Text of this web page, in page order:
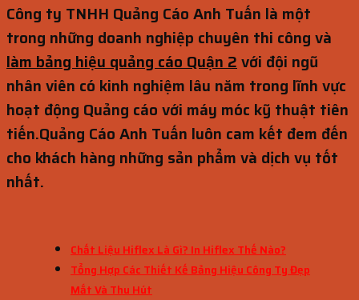
Công ty TNHH Quảng Cáo Anh Tuấn là một
trong những doanh nghiệp chuyên thi công và
làm bảng hiệu quảng cáo Quận 2với đội ngũ
nhân viên có kinh nghiệm lâu năm trong lĩnh vực
hoạt động Quảng cáo với máy móc kỹ thuật tiên
tiến.Quảng Cáo Anh Tuấn luôn cam kết đem đến
cho khách hàng những sản phẩm và dịch vụ tốt
nhất.
Chất Liệu Hiflex Là Gì? In Hiflex Thế Nào?
Tổng Hợp Các Thiết Kế Bảng Hiệu Công Ty Đẹp
Mắt Và Thu Hút